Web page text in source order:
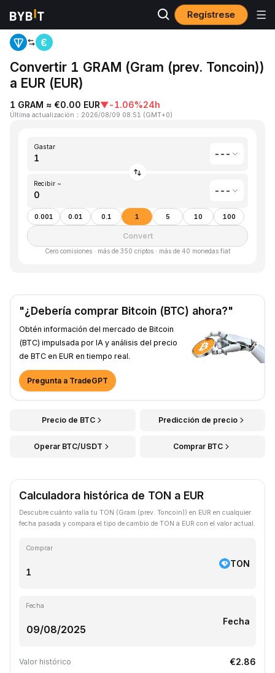
Regístrese
Inicio Gram (prev. Toncoin)(GRAM) to EUR(EUR)
Convertir 1 GRAM (Gram (prev. Toncoin))
a EUR (EUR)
1 GRAM ≈ €0.00 EUR▼-1.06%24h
Última actualización ： 2026/08/09 08:51 (GMT+0)
Gastar
---
Recibir ~
---
0.001 0.01 0.1 1 5 10 100
Convert
Cero comisiones · más de 350 criptos · más de 40 monedas fiat
"¿Debería comprar Bitcoin (BTC) ahora?"
Obtén información del mercado de Bitcoin
(BTC) impulsada por IA y análisis del precio
de BTC en EUR en tiempo real.
Pregunta a TradeGPT
Precio de BTC Predicción de precio
Operar BTC/USDT Comprar BTC
Calculadora histórica de TON a EUR
Descubre cuánto valía tu TON (Gram (prev. Toncoin)) en EUR en cualquier
fecha pasada y compara el tipo de cambio de TON a EUR con el valor actual.
Comprar
TON
Fecha
Fecha
Valor histórico €2.86